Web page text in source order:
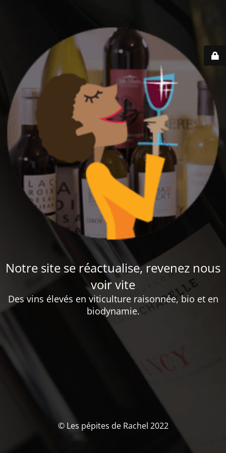
Notre site se réactualise, revenez nous
voir vite
Des vins élevés en viticulture raisonnée, bio et en
biodynamie.
© Les pépites de Rachel 2022